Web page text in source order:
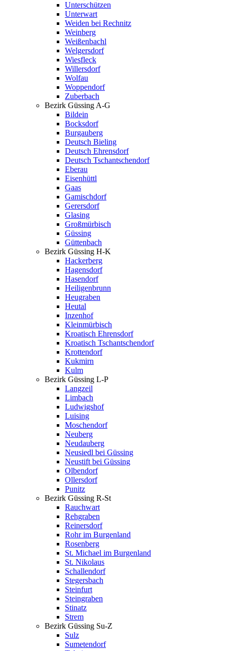
Unterschützen
Unterwart
Weiden bei Rechnitz
Weinberg
Weißenbachl
Welgersdorf
Wiesfleck
Willersdorf
Wolfau
Woppendorf
Zuberbach
Bezirk Güssing A-G
Bildein
Bocksdorf
Burgauberg
Deutsch Bieling
Deutsch Ehrensdorf
Deutsch Tschantschendorf
Eberau
Eisenhüttl
Gaas
Gamischdorf
Gerersdorf
Glasing
Großmürbisch
Güssing
Güttenbach
Bezirk Güssing H-K
Hackerberg
Hagensdorf
Hasendorf
Heiligenbrunn
Heugraben
Heutal
Inzenhof
Kleinmürbisch
Kroatisch Ehrensdorf
Kroatisch Tschantschendorf
Krottendorf
Kukmirn
Kulm
Bezirk Güssing L-P
Langzeil
Limbach
Ludwigshof
Luising
Moschendorf
Neuberg
Neudauberg
Neusiedl bei Güssing
Neustift bei Güssing
Olbendorf
Ollersdorf
Punitz
Bezirk Güssing R-St
Rauchwart
Rehgraben
Reinersdorf
Rohr im Burgenland
Rosenberg
St. Michael im Burgenland
St. Nikolaus
Schallendorf
Stegersbach
Steinfurt
Steingraben
Stinatz
Strem
Bezirk Güssing Su-Z
Sulz
Sumetendorf